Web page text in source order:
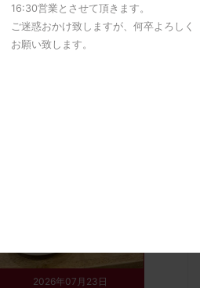
2026年07月23日
16:30営業とさせて頂きます。
ご迷惑おかけ致しますが、何卒よろしく
お願い致します。